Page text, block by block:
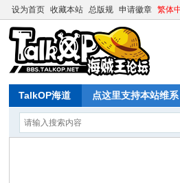
设为首页 收藏本站 总版规 申请徽章 繁体
TalkOP海道 点这里支持本站维系